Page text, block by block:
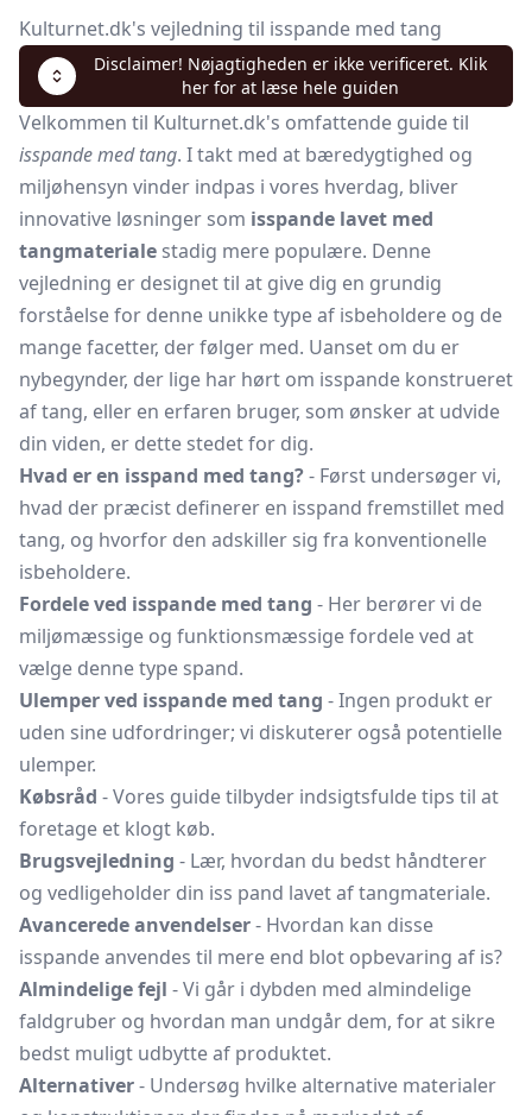
Kulturnet.dk's vejledning til isspande med tang
Disclaimer! Nøjagtigheden er ikke verificeret. Klik
her for at læse hele guiden
Velkommen til Kulturnet.dk's omfattende guide til
isspande med tang. I takt med at bæredygtighed og
miljøhensyn vinder indpas i vores hverdag, bliver
innovative løsninger som isspande lavet med
tangmateriale stadig mere populære. Denne
vejledning er designet til at give dig en grundig
forståelse for denne unikke type af isbeholdere og de
mange facetter, der følger med. Uanset om du er
nybegynder, der lige har hørt om isspande konstrueret
af tang, eller en erfaren bruger, som ønsker at udvide
din viden, er dette stedet for dig.
Hvad er en isspand med tang?- Først undersøger vi,
hvad der præcist definerer en isspand fremstillet med
tang, og hvorfor den adskiller sig fra konventionelle
isbeholdere.
Fordele ved isspande med tang - Her berører vi de
miljømæssige og funktionsmæssige fordele ved at
vælge denne type spand.
Ulemper ved isspande med tang - Ingen produkt er
uden sine udfordringer; vi diskuterer også potentielle
ulemper.
Købsråd - Vores guide tilbyder indsigtsfulde tips til at
foretage et klogt køb.
Brugsvejledning - Lær, hvordan du bedst håndterer
og vedligeholder din iss pand lavet af tangmateriale.
Avancerede anvendelser- Hvordan kan disse
isspande anvendes til mere end blot opbevaring af is?
Almindelige fejl - Vi går i dybden med almindelige
faldgruber og hvordan man undgår dem, for at sikre
bedst muligt udbytte af produktet.
Alternativer- Undersøg hvilke alternative materialer